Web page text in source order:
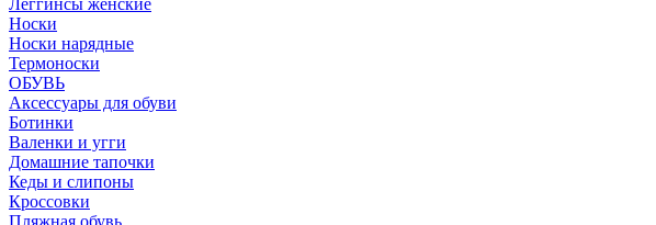
Леггинсы женские
Носки
Носки нарядные
Термоноски
ОБУВЬ
Аксессуары для обуви
Ботинки
Валенки и угги
Домашние тапочки
Кеды и слипоны
Кроссовки
Пляжная обувь